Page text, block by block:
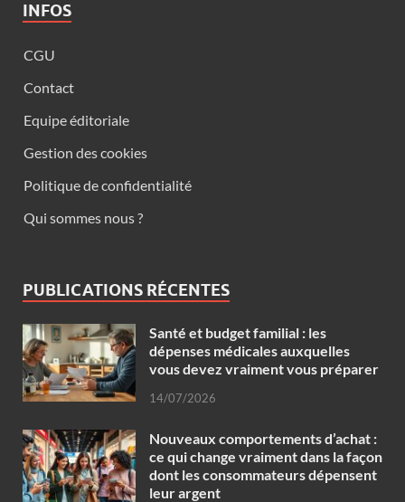
INFOS
CGU
Contact
Equipe éditoriale
Gestion des cookies
Politique de confidentialité
Qui sommes nous ?
PUBLICATIONS RÉCENTES
Santé et budget familial : les
dépenses médicales auxquelles
vous devez vraiment vous préparer
14/07/2026
Nouveaux comportements d’achat :
ce qui change vraiment dans la façon
dont les consommateurs dépensent
leur argent